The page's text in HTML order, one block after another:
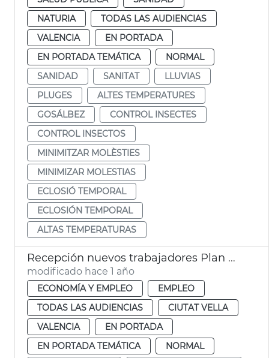
NATURIA
TODAS LAS AUDIENCIAS
VALENCIA
EN PORTADA
EN PORTADA TEMÁTICA
NORMAL
SANIDAD
SANITAT
LLUVIAS
PLUGES
ALTES TEMPERATURES
GOSÁLBEZ
CONTROL INSECTES
CONTROL INSECTOS
MINIMITZAR MOLÈSTIES
MINIMIZAR MOLESTIAS
ECLOSIÓ TEMPORAL
ECLOSIÓN TEMPORAL
ALTAS TEMPERATURAS
Recepción nuevos trabajadores Plan Municipal Empleo 2025
modificado hace 1 año
ECONOMÍA Y EMPLEO
EMPLEO
TODAS LAS AUDIENCIAS
CIUTAT VELLA
VALENCIA
EN PORTADA
EN PORTADA TEMÁTICA
NORMAL